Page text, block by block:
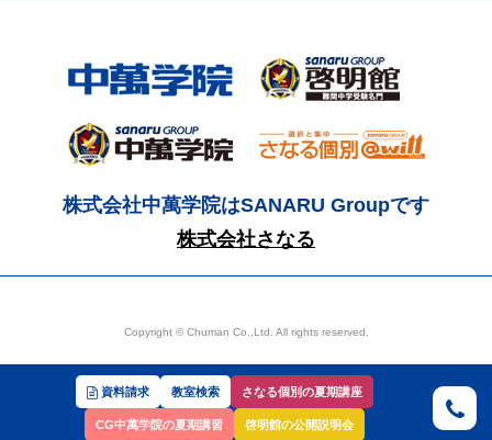
資料請求 教室検索 さなる個別の夏期講座
CG中萬学院の夏期講習 啓明館の公開説明会
株式会社中萬学院はSANARU Groupです
株式会社さなる
Copyright © Chuman Co.,Ltd. All rights reserved.